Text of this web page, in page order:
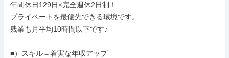
年間休日129日×完全週休2日制！
プライベートを最優先できる環境です。
残業も月平均10時間以下です♪
■）スキル＝着実な年収アップ